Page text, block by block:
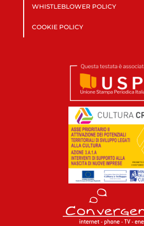
WHISTLEBLOWER POLICY
COOKIE POLICY